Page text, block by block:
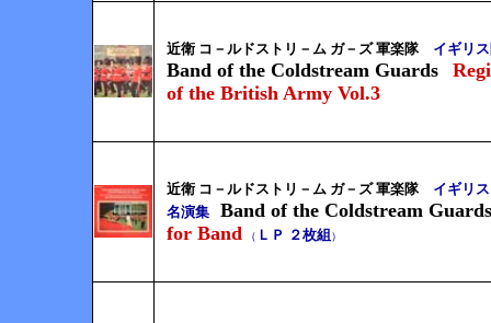
近衛 コ－ルドストリ－ム ガ－ズ 軍楽隊 イギリ
Band of the Coldstream Guards
of the British Army Vol.3
近衛 コ－ルドストリ－ム ガ－ズ 軍楽隊 イギリ
名演集
Band of the Coldstream Guards
for Band
（ ＬＰ ２枚組 ）